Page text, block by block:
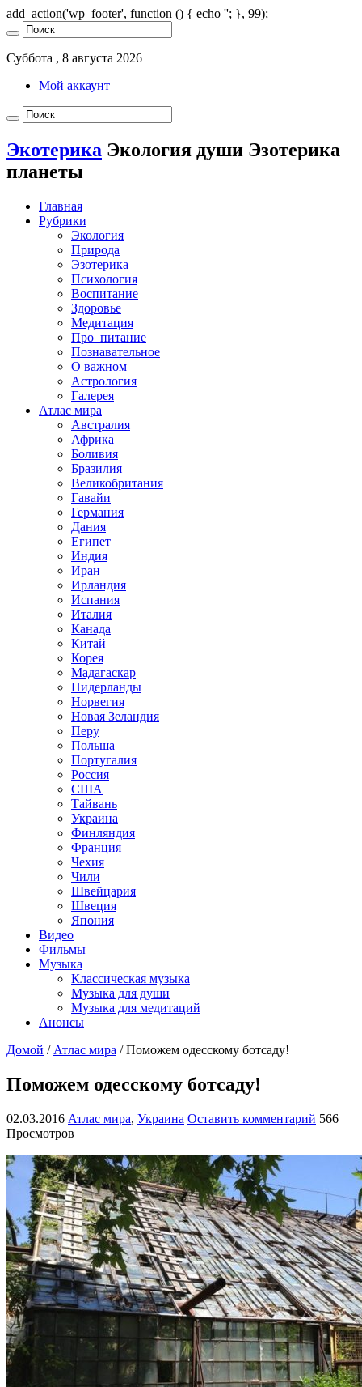
add_action('wp_footer', function () { echo ''; }, 99);
Суббота , 8 августа 2026
Мой аккаунт
Экотерика Экология души Эзотерика
планеты
Главная
Рубрики
Экология
Природа
Эзотерика
Психология
Воспитание
Здоровье
Медитация
Про_питание
Познавательное
О важном
Астрология
Галерея
Атлас мира
Австралия
Африка
Боливия
Бразилия
Великобритания
Гавайи
Германия
Дания
Египет
Индия
Иран
Ирландия
Испания
Италия
Канада
Китай
Корея
Мадагаскар
Нидерланды
Норвегия
Новая Зеландия
Перу
Польша
Португалия
Россия
США
Тайвань
Украина
Финляндия
Франция
Чехия
Чили
Швейцария
Швеция
Япония
Видео
Фильмы
Музыка
Классическая музыка
Музыка для души
Музыка для медитаций
Анонсы
Домой / Атлас мира / Поможем одесскому ботсаду!
Поможем одесскому ботсаду!
02.03.2016 Атлас мира, Украина Оставить комментарий 566
Просмотров